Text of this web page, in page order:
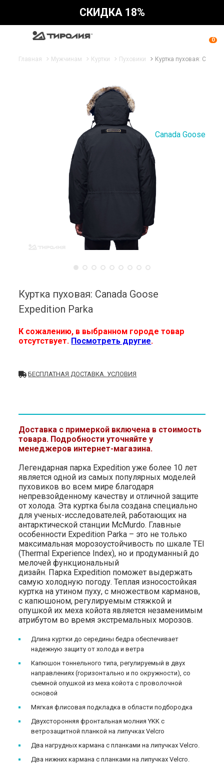
СКИДКА 18%
0
Главная Мужчинам Куртки Пуховики Куртка пуховая:
Canada Goose
Куртка пуховая: Canada Goose
Expedition Parka
К сожалению, в выбранном городе товар
отсутствует. Посмотреть другие.
БЕСПЛАТНАЯ ДОСТАВКА. УСЛОВИЯ
Доставка с примеркой включена в стоимость
товара. Подробности уточняйте у
менеджеров интернет-магазина.
Легендарная парка Expedition уже более 10 лет
является одной из самых популярных моделей
пуховиков во всем мире благодаря
непревзойденному качеству и отличной защите
от холода. Эта куртка была создана специально
для ученых-исследователей, работающих на
антарктической станции McMurdo. Главные
особенности Expedition Parka – это не только
максимальная морозоустойчивость по шкале TEI
(Thermal Experience Index), но и продуманный до
мелочей функциональный
дизайн. Парка Expedition поможет выдержать
самую холодную погоду. Теплая износостойкая
куртка на утином пуху, с множеством карманов,
с капюшоном, регулируемым стяжкой и
опушкой их меха койота является незаменимым
атрибутом во время экстремальных морозов.
Длина куртки до середины бедра обеспечивает
надежную защиту от холода и ветра
Капюшон тоннельного типа, регулируемый в двух
направлениях (горизонтально и по окружности), со
съемной опушкой из меха койота с проволочной
основой
Мягкая флисовая подкладка в области подбородка
Двухсторонняя фронтальная молния YKK с
ветрозащитной планкой на липучках Velcro
Два нагрудных кармана с планками на липучках Velcro.
Два нижних кармана с планками на липучках Velcro.